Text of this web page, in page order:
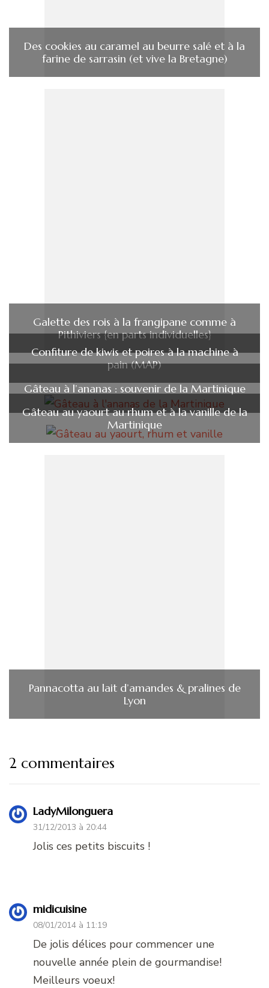
Des cookies au caramel au beurre salé et à la
farine de sarrasin (et vive la Bretagne)
Galette des rois à la frangipane comme à
Pithiviers {en parts individuelles}
Confiture de kiwis et poires à la machine à
pain (MAP)
Gâteau à l’ananas : souvenir de la Martinique
Gâteau au yaourt au rhum et à la vanille de la
Martinique
Pannacotta au lait d’amandes & pralines de
Lyon
2 commentaires
LadyMilonguera
31/12/2013 à 20:44
Jolis ces petits biscuits !
midicuisine
08/01/2014 à 11:19
De jolis délices pour commencer une
nouvelle année plein de gourmandise!
Meilleurs voeux!